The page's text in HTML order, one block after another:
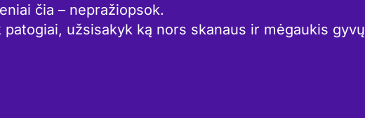
čia – nepražiopsok.
užsisakyk ką nors skanaus ir mėgaukis gyvų